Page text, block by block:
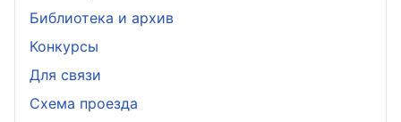
Библиотека и архив
Конкурсы
Для связи
Схема проезда